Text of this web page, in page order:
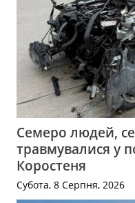
Семеро людей,
травмувалися у
Коростеня
Субота, 8 Серпня, 2026